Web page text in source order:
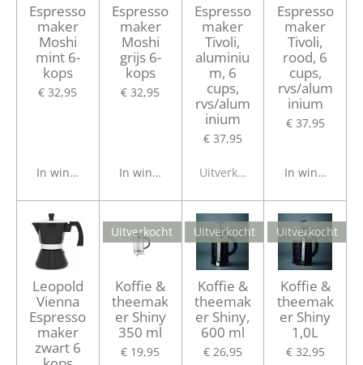
Espresso
maker
Moshi
mint 6-
kops
€ 32,95
In winkelwagen
Espresso
maker
Moshi
grijs 6-
kops
€ 32,95
In winkelwagen
Espresso
maker
Tivoli,
aluminiu
m, 6
cups,
rvs/alum
inium
€ 37,95
Uitverkocht
Espresso
maker
Tivoli,
rood, 6
cups,
rvs/alum
inium
€ 37,95
In
Leopold
Vienna
Espresso
maker
zwart 6
Uitverkocht
Koffie &
theemak
er Shiny
350 ml
€ 19,95
Uitverkocht
Koffie &
theemak
er Shiny,
600 ml
€ 26,95
Uitverkocht
Koffie &
theemak
er Shiny
1,0L
€ 32,95